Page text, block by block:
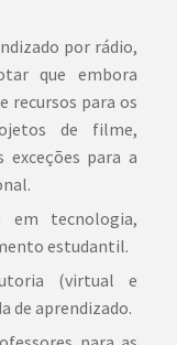
por rádio,
que embora
recursos para os
de filme,
para a
em tecnologia,
estudantil.
(virtual e
de aprendizado.